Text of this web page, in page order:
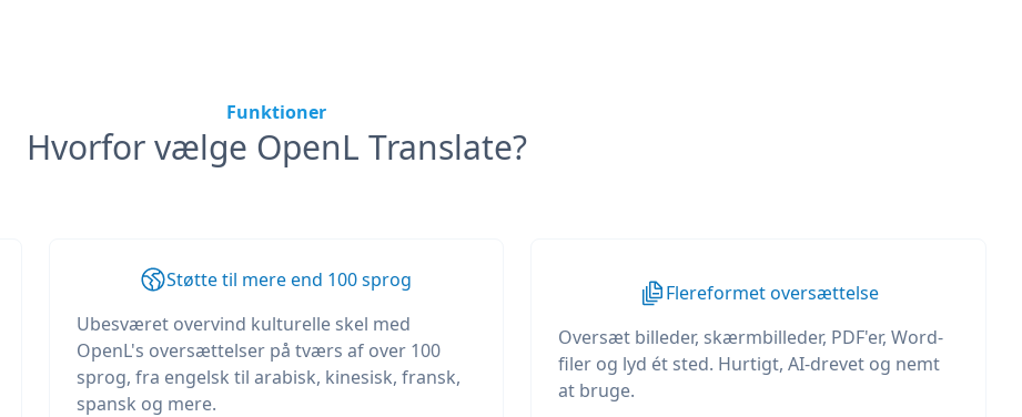
Funktioner
Hvorfor vælge OpenL Translate?
Støtte til mere end 100 sprog
Ubesværet overvind kulturelle skel med
OpenL's oversættelser på tværs af over 100
sprog, fra engelsk til arabisk, kinesisk, fransk,
spansk og mere.
Flereformet oversættelse
Oversæt billeder, skærmbilleder, PDF'er, Word-
filer og lyd ét sted. Hurtigt, AI-drevet og nemt
at bruge.